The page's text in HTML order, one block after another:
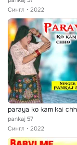
Сингл
2022
paraya ko kam kai
pankaj 57
Сингл
2022